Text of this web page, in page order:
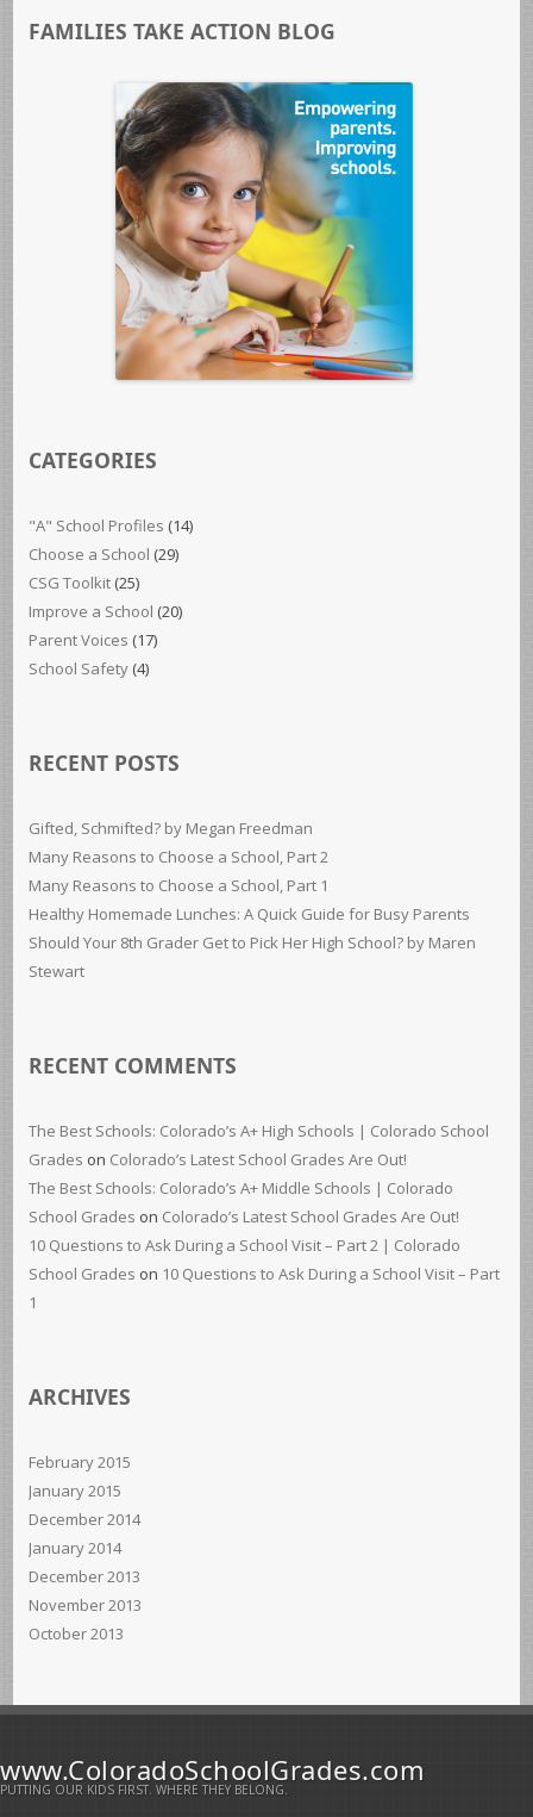
FAMILIES TAKE ACTION BLOG
CATEGORIES
"A" School Profiles (14)
Choose a School (29)
CSG Toolkit (25)
Improve a School (20)
Parent Voices (17)
School Safety (4)
RECENT POSTS
Gifted, Schmifted? by Megan Freedman
Many Reasons to Choose a School, Part 2
Many Reasons to Choose a School, Part 1
Healthy Homemade Lunches: A Quick Guide for Busy Parents
Should Your 8th Grader Get to Pick Her High School? by Maren
Stewart
RECENT COMMENTS
The Best Schools: Colorado’s A+ High Schools | Colorado School
Grades on Colorado’s Latest School Grades Are Out!
The Best Schools: Colorado’s A+ Middle Schools | Colorado
School Grades on Colorado’s Latest School Grades Are Out!
10 Questions to Ask During a School Visit – Part 2 | Colorado
School Grades on 10 Questions to Ask During a School Visit – Part
1
ARCHIVES
February 2015
January 2015
December 2014
January 2014
December 2013
November 2013
October 2013
www.ColoradoSchoolGrades.com
PUTTING OUR KIDS FIRST. WHERE THEY BELONG.